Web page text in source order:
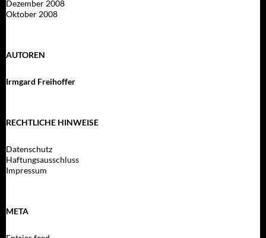
Dezember 2008
Oktober 2008
AUTOREN
Irmgard Freihoffer
RECHTLICHE HINWEISE
Datenschutz
Haftungsausschluss
Impressum
META